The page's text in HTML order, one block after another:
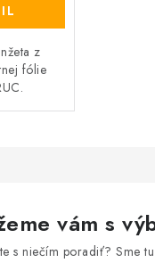
z
fólie
vám s
s niečím poradiť? Sme